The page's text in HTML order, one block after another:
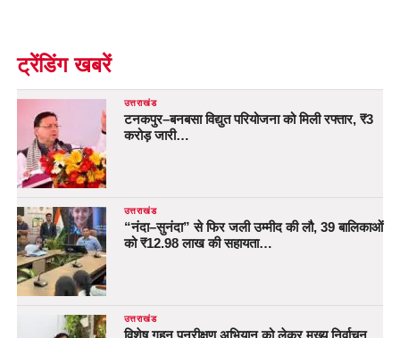
ट्रेंडिंग खबरें
उत्तराखंड
टनकपुर–बनबसा विद्युत परियोजना को मिली रफ्तार, ₹3
करोड़ जारी…
उत्तराखंड
“नंदा–सुनंदा” से फिर जली उम्मीद की लौ, 39 बालिकाओं
को ₹12.98 लाख की सहायता…
उत्तराखंड
विशेष गहन पुनरीक्षण अभियान को लेकर मुख्य निर्वाचन